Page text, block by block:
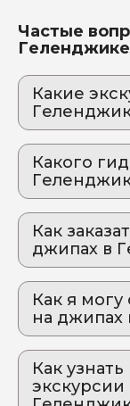
Частые
Геленджике
Какие
Парус
Откройте
2.
Откройте для
побережья!
3. Групповая
Откройте
Какого
2. Мария.К
Как
джипах в
Едем»:
выберите
пойти или
задайте
в форме
Как я могу
на джипах
Предоплата
предоплату
Как